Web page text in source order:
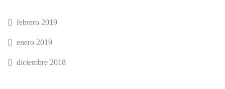
febrero 2019
enero 2019
diciembre 2018